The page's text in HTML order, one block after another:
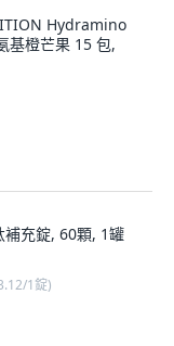
Hydramino
基橙芒果 15 包,
補充錠, 60顆, 1罐
1錠)